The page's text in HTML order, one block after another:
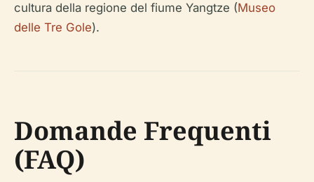
cultura della regione del fiume Yangtze (Museo
delle Tre Gole).
Domande Frequenti
(FAQ)